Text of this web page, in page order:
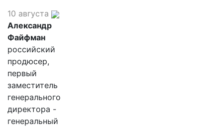
10 августа
Александр
Файфман
российский
продюсер,
первый
заместитель
генерального
директора -
генеральный